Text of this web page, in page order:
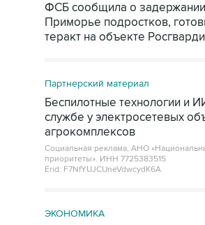
ФСБ сообщила о
Приморье подростков,
теракт на объекте
Партнерский материал
Беспилотные технологии и
службе у электросетевых
агрокомплексов
Социальная реклама, АНО
приоритеты». ИНН 7725383515
Erid: F7NfYUJCUneVdwcydK6A
ЭКОНОМИКА